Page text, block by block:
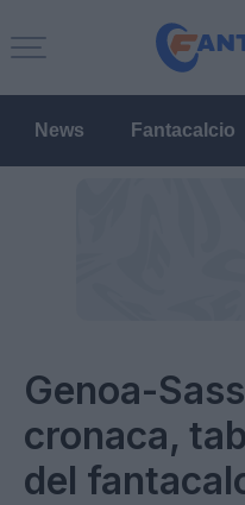
News Fantacalcio
Genoa-
cronaca,
del